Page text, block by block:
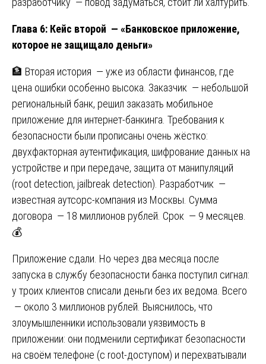
Глава 6: Кейс второй — «Банковское приложение,
которое не защищало деньги»
🏦 Вторая история — уже из области финансов, где
цена ошибки особенно высока. Заказчик — небольшой
региональный банк, решил заказать мобильное
приложение для интернет-банкинга. Требования к
безопасности были прописаны очень жёстко:
двухфакторная аутентификация, шифрование данных на
устройстве и при передаче, защита от манипуляций
(root detection, jailbreak detection). Разработчик —
известная аутсорс-компания из Москвы. Сумма
договора — 18 миллионов рублей. Срок — 9 месяцев.
💰
Приложение сдали. Но через два месяца после
запуска в службу безопасности банка поступил сигнал:
у троих клиентов списали деньги без их ведома. Всего
— около 3 миллионов рублей. Выяснилось, что
злоумышленники использовали уязвимость в
приложении: они подменили сертификат безопасности
на своём телефоне (с root-доступом) и перехватывали